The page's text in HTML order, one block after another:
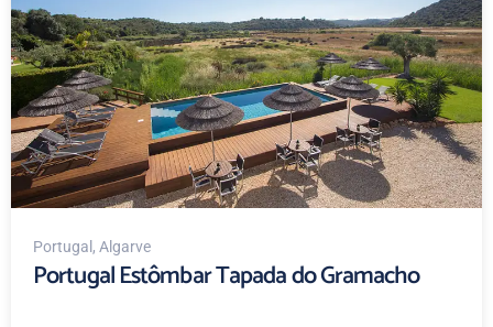
Portugal , Algarve
Portugal Estômbar Tapada do Gramacho